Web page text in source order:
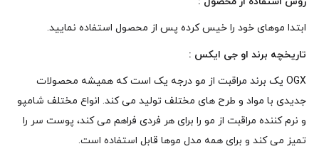
ابتدا موهای خود را خیس کرده پس از محصول استفاده نمایید.
تاریخچه برند او جی ایکس :
OGX یک برند مراقبت از مو درجه یک است که همیشه محصولات
جدیدی با مواد و طرح های مختلف تولید می کند. انواع مختلف شامپو
و نرم کننده مراقبت از مو را برای هر فردی فراهم می کند، پوست سر را
تمیز می کند و برای همه مدل موها قابل استفاده است.